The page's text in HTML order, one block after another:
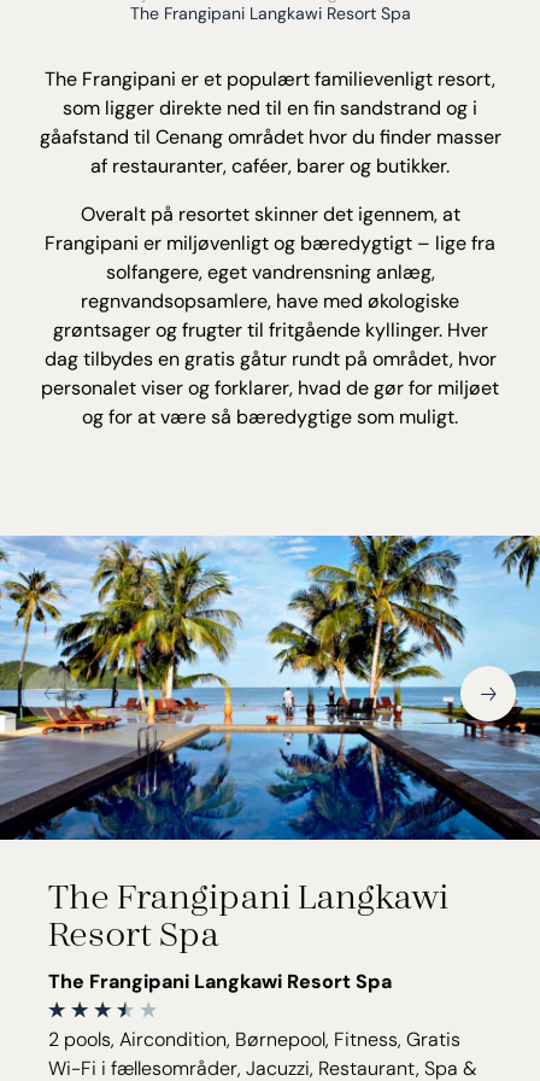
The Frangipani Langkawi Resort Spa
The Frangipani er et populært familievenligt resort,
som ligger direkte ned til en fin sandstrand og i
gåafstand til Cenang området hvor du finder masser
af restauranter, caféer, barer og butikker.
Overalt på resortet skinner det igennem, at
Frangipani er miljøvenligt og bæredygtigt – lige fra
solfangere, eget vandrensning anlæg,
regnvandsopsamlere, have med økologiske
grøntsager og frugter til fritgående kyllinger. Hver
dag tilbydes en gratis gåtur rundt på området, hvor
personalet viser og forklarer, hvad de gør for miljøet
og for at være så bæredygtige som muligt.
The Frangipani Langkawi
Resort Spa
The Frangipani Langkawi Resort Spa
2 pools, Aircondition, Børnepool, Fitness, Gratis
Wi-Fi i fællesområder, Jacuzzi, Restaurant, Spa &